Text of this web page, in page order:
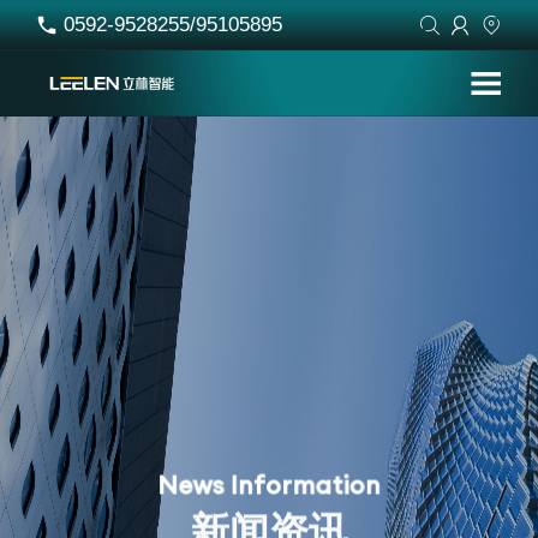
 0592-9528255/95105895   
News Information